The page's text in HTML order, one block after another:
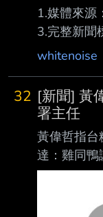
1.媒體來源
3.完整新聞
積電嘉義廠
期間因為
亡、5人重
史前人骨
適逢關聖帝
時邀請布
whitenoise
32 [新聞] 黃
署主任
黃偉哲指台
達：雞同鴨
台北即時
台南市長